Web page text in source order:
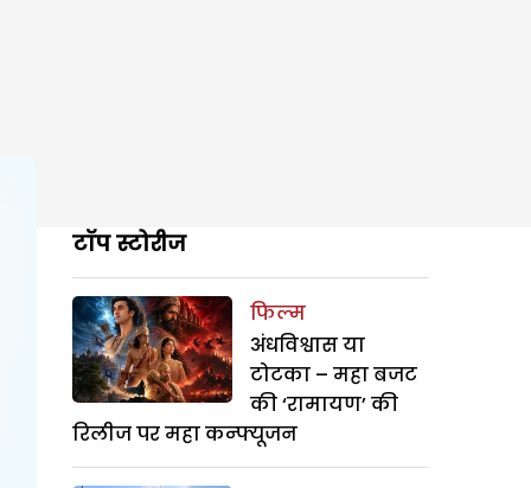
टॉप स्टोरीज
फिल्म
अंधविश्वास या
टोटका – महा बजट
की ‘रामायण’ की
रिलीज पर महा कन्फ्यूजन